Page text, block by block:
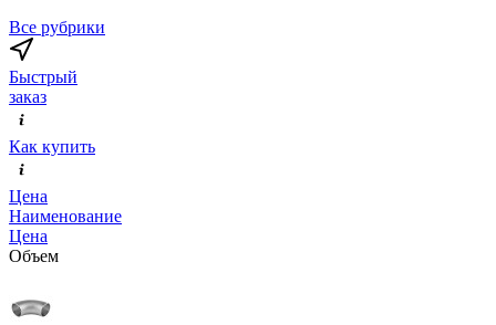
Все рубрики
Быстрый
заказ
Как купить
Цена
Наименование
Цена
Объем